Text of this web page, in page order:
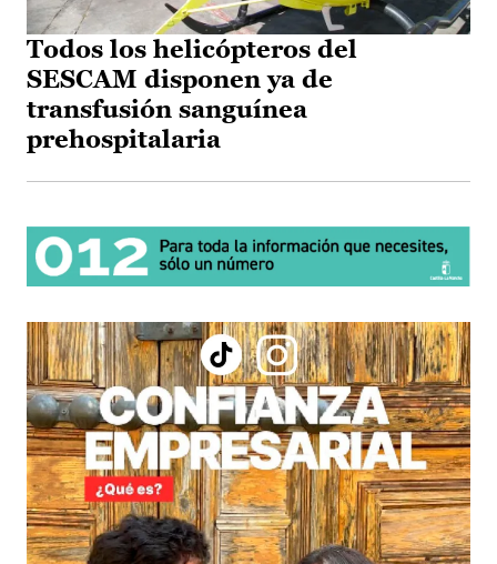
Todos los helicópteros del
SESCAM disponen ya de
transfusión sanguínea
prehospitalaria